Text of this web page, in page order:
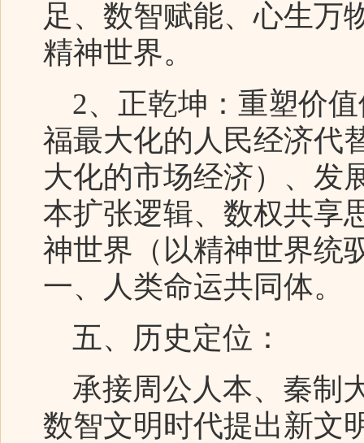
足、数智赋能、心生万
精神世界。
2、正乾坤：重塑价
福最大化的人民经济代
大化的市场经济）、发
本扩张逻辑、数权共享
神世界（以精神世界统
一、人类命运共同体。
五、历史定位：
承接周公人本、秦制
数智文明时代提出新文